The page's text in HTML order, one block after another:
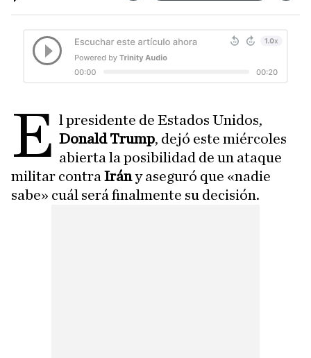
E l presidente de Estados Unidos,
Donald Trump, dejó este miércoles
abierta la posibilidad de un ataque
militar contra Irány aseguró que «nadie
sabe» cuál será finalmente su decisión.